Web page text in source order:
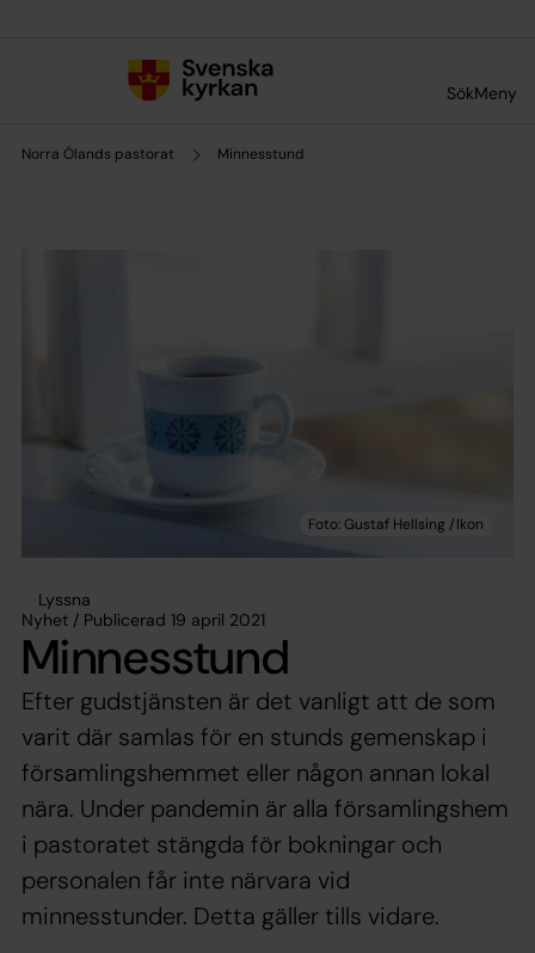
SökMeny
Norra Ölands pastorat Minnesstund
Lyssna
Nyhet / Publicerad 19 april 2021
Minnesstund
Efter gudstjänsten är det vanligt att de som
varit där samlas för en stunds gemenskap i
församlingshemmet eller någon annan lokal
nära. Under pandemin är alla församlingshem
i pastoratet stängda för bokningar och
personalen får inte närvara vid
minnesstunder. Detta gäller tills vidare.